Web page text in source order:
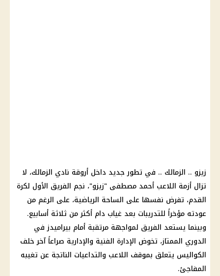
زيزو .. الزمالك .. في تطور جديد داخل أروقة نادي الزمالك، لا
تزال أزمة اللاعب أحمد مصطفى "زيزو"، نجم الفريق الأول لكرة
القدم، تفرض نفسها على الساحة الرياضية، على الرغم من
عودته مؤخراً للتدريبات بعد غياب دام أكثر من ثلاثة أسابيع.
وبينما يستعد الفريق لمواجهة مرتقبة أمام بيراميدزفي
الدوري الممتاز، تخوض الإدارة الفنية والإدارية صراعاً آخر خلف
الكواليس يتعلق بموقف اللاعب والتداعيات الناتجة عن تغيبه
المفاجئ.